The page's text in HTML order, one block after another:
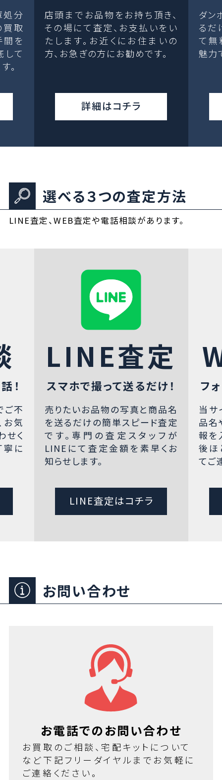
処分
取
間を
して
。
店頭までお品物をお持ち頂き、
その場にて査定、お支払いをい
たします。お近くにお住まいの
方、お急ぎの方にお勧めです。
詳細はコチラ
ダン
るだ
て無
魅力
選べる３つの査定方法
LINE査定、WEB査定や電話相談があります。
！
ご不
お気
せく
寧に
LINE査定
スマホで撮って送るだけ！
売りたいお品物の写真と商品名
を送るだけの簡単スピード査定
です。専門の査定スタッフが
LINEにて査定金額を素早くお
知らせします。
LINE査定はコチラ
フ
当サ
品名
報を
後ほ
てご
お問い合わせ
お電話でのお問い合わせ
お買取のご相談、宅配キットについて
など下記フリーダイヤルまでお気軽に
ご連絡ください。